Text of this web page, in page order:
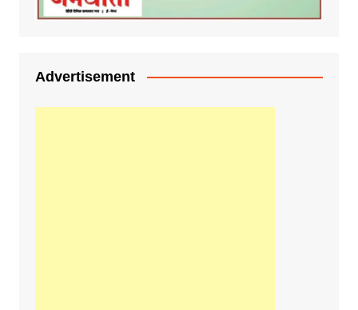
Advertisement